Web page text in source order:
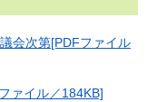
会次第[PDFファイル
ァイル／184KB]